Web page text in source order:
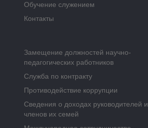
Обучение служением
Контакты
Замещение должностей научно-
педагогических работников
Служба по контракту
Противодействие коррупции
Сведения о доходах руководителей и
членов их семей